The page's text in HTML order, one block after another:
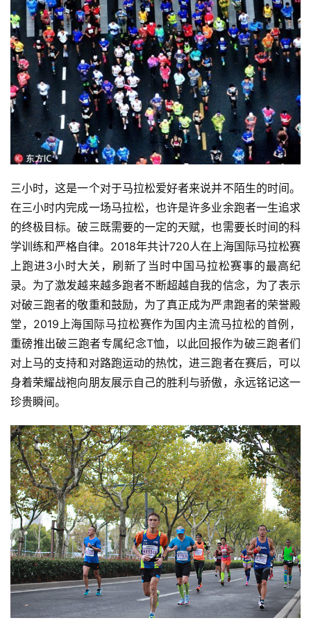
三小时，这是一个对于马拉松爱好者来说并不陌生的时间。
在三小时内完成一场马拉松，也许是许多业余跑者一生追求
的终极目标。破三既需要的一定的天赋，也需要长时间的科
学训练和严格自律。2018年共计720人在上海国际马拉松赛
上跑进3小时大关，刷新了当时中国马拉松赛事的最高纪
录。为了激发越来越多跑者不断超越自我的信念，为了表示
对破三跑者的敬重和鼓励，为了真正成为严肃跑者的荣誉殿
堂，2019上海国际马拉松赛作为国内主流马拉松的首例，
重磅推出破三跑者专属纪念T恤，以此回报作为破三跑者们
对上马的支持和对路跑运动的热忱，进三跑者在赛后，可以
身着荣耀战袍向朋友展示自己的胜利与骄傲，永远铭记这一
珍贵瞬间。